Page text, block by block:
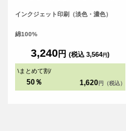
インクジェット印刷（淡色・濃色）
綿100%
3,240円 (税込 3,564円)
\まとめて割/
50％ 1,620 円（税込）